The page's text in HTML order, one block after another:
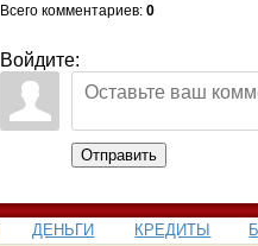
Всего комментариев: 0
Войдите:
Отправить
ДЕНЬГИ КРЕДИТЫ